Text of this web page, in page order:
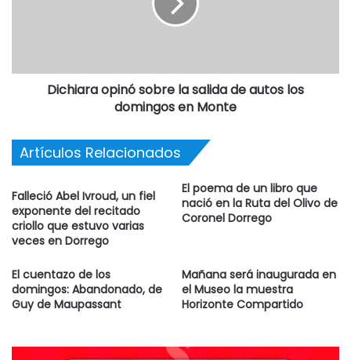
Dichiara opinó sobre la salida de autos los
domingos en Monte
Artículos Relacionados
Falleció Abel Ivroud, un fiel
exponente del recitado
criollo que estuvo varias
veces en Dorrego
El poema de un libro que
nació en la Ruta del Olivo de
Coronel Dorrego
El cuentazo de los
domingos: Abandonado, de
Guy de Maupassant
Mañana será inaugurada en
el Museo la muestra
Horizonte Compartido